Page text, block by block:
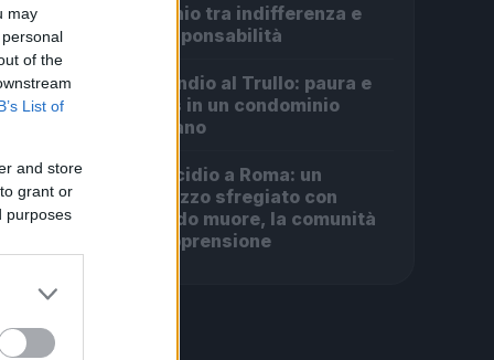
may
of the
List of
and store
grant or
purposes
rischio tra indifferenza e
irresponsabilità
Incendio al Trullo: paura e
caos in un condominio
romano
Omicidio a Roma: un
ragazzo sfregiato con
l’acido muore, la comunità
in apprensione